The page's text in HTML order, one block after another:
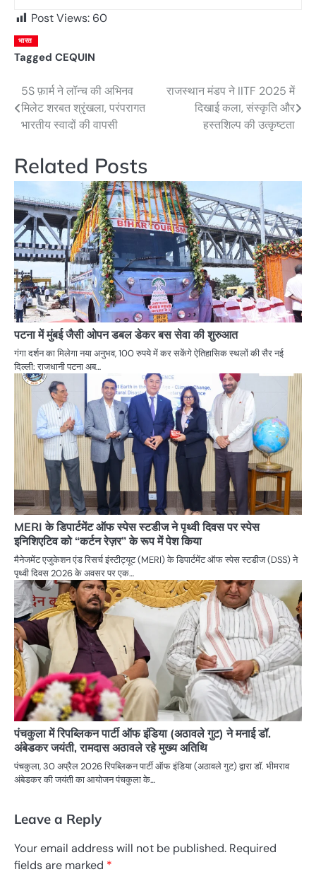
Post Views: 60
भारत
Tagged CEQUIN
Post
navigation
5S फ़ार्म ने लॉन्च की अभिनव
मिलेट शरबत श्रृंखला, परंपरागत
भारतीय स्वादों की वापसी
राजस्थान मंडप ने IITF 2025 में
दिखाई कला, संस्कृति और
हस्तशिल्प की उत्कृष्टता
Related Posts
पटना में मुंबई जैसी ओपन डबल डेकर बस सेवा की शुरुआत
गंगा दर्शन का मिलेगा नया अनुभव, 100 रुपये में कर सकेंगे ऐतिहासिक स्थलों की सैर नई
दिल्ली: राजधानी पटना अब…
MERI के डिपार्टमेंट ऑफ स्पेस स्टडीज ने पृथ्वी दिवस पर स्पेस
इनिशिएटिव को “कर्टन रेज़र” के रूप में पेश किया
मैनेजमेंट एजुकेशन एंड रिसर्च इंस्टीट्यूट (MERI) के डिपार्टमेंट ऑफ स्पेस स्टडीज (DSS) ने
पृथ्वी दिवस 2026 के अवसर पर एक…
पंचकुला में रिपब्लिकन पार्टी ऑफ इंडिया (अठावले गुट) ने मनाई डॉ.
अंबेडकर जयंती, रामदास अठावले रहे मुख्य अतिथि
पंचकुला, 30 अप्रैल 2026 रिपब्लिकन पार्टी ऑफ इंडिया (अठावले गुट) द्वारा डॉ. भीमराव
अंबेडकर की जयंती का आयोजन पंचकुला के…
Leave a Reply
Your email address will not be published. Required
fields are marked *